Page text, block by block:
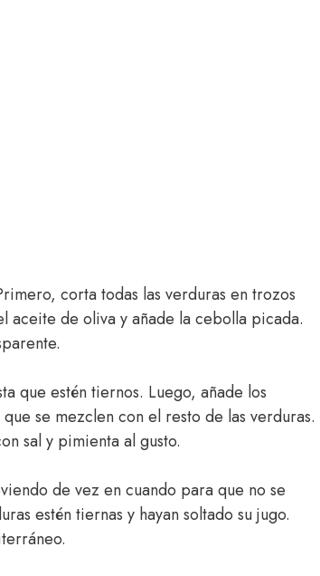
corta todas las verduras en trozos
aceite de oliva y añade la cebolla picada.
que estén tiernos. Luego, añade los
se mezclen con el resto de las verduras.
sal y pimienta al gusto.
de vez en cuando para que no se
estén tiernas y hayan soltado su jugo.